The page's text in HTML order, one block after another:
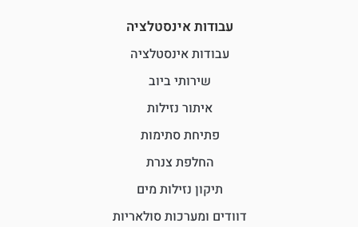
עבודות אינסטלציה
עבודות אינסטלציה
שירותי ביוב
איתור נזילות
פתיחת סתימות
החלפת צנרת
תיקון נזילות מים
דוודים ומערכות סולאריות